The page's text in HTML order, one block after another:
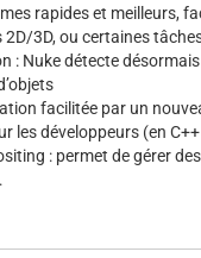
rapides et meilleurs,
2D/3D, ou certaines
: Nuke détecte
facilitée par un
les développeurs (en
: permet de gérer